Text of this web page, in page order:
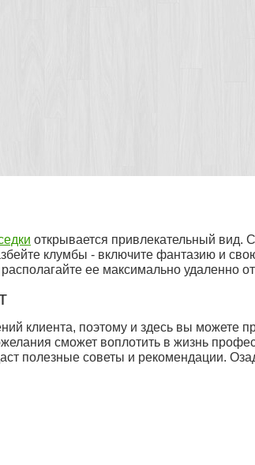
открывается привлекательный вид.
клумбы - включите фантазию и
ее максимально удаленно
клиента, поэтому и здесь вы можете
сможет воплотить в жизнь
полезные советы и рекомендации.